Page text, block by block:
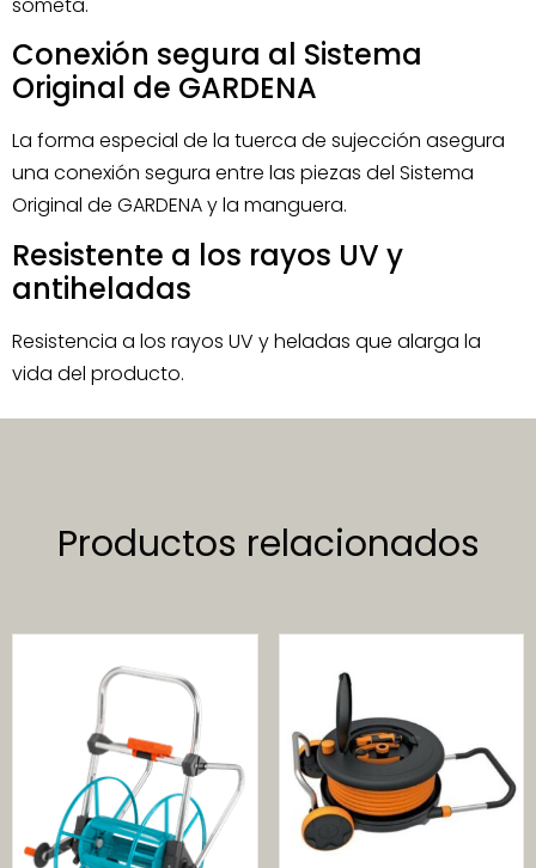
Conexión segura al Sistema
Original de GARDENA
La forma especial de la tuerca de sujección asegura
una conexión segura entre las piezas del Sistema
Original de GARDENA y la manguera.
Resistente a los rayos UV y
antiheladas
Resistencia a los rayos UV y heladas que alarga la
vida del producto.
Productos relacionados